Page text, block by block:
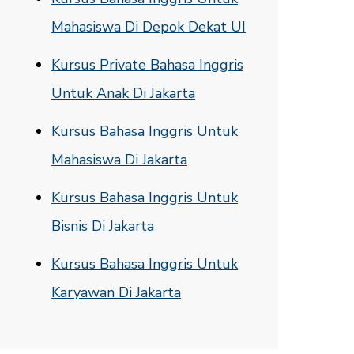
Mahasiswa Di Depok Dekat UI
Kursus Private Bahasa Inggris
Untuk Anak Di Jakarta
Kursus Bahasa Inggris Untuk
Mahasiswa Di Jakarta
Kursus Bahasa Inggris Untuk
Bisnis Di Jakarta
Kursus Bahasa Inggris Untuk
Karyawan Di Jakarta